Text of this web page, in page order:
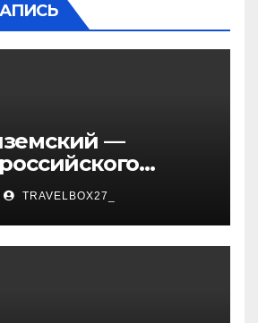
—
и вклад в
гимнастики
TRAVELBOX27_